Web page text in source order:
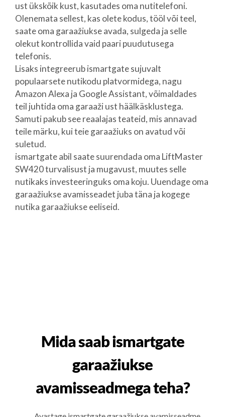
ust ükskõik kust, kasutades oma nutitelefoni.
Olenemata sellest, kas olete kodus, tööl või teel,
saate oma garaažiukse avada, sulgeda ja selle
olekut kontrollida vaid paari puudutusega
telefonis.
Lisaks integreerub ismartgate sujuvalt
populaarsete nutikodu platvormidega, nagu
Amazon Alexa ja Google Assistant, võimaldades
teil juhtida oma garaaži ust häälkäsklustega.
Samuti pakub see reaalajas teateid, mis annavad
teile märku, kui teie garaažiuks on avatud või
suletud.
ismartgate abil saate suurendada oma LiftMaster
SW420 turvalisust ja mugavust, muutes selle
nutikaks investeeringuks oma koju. Uuendage oma
garaažiukse avamisseadet juba täna ja kogege
nutika garaažiukse eeliseid.
Mida saab ismartgate
garaažiukse
avamisseadmega teha?